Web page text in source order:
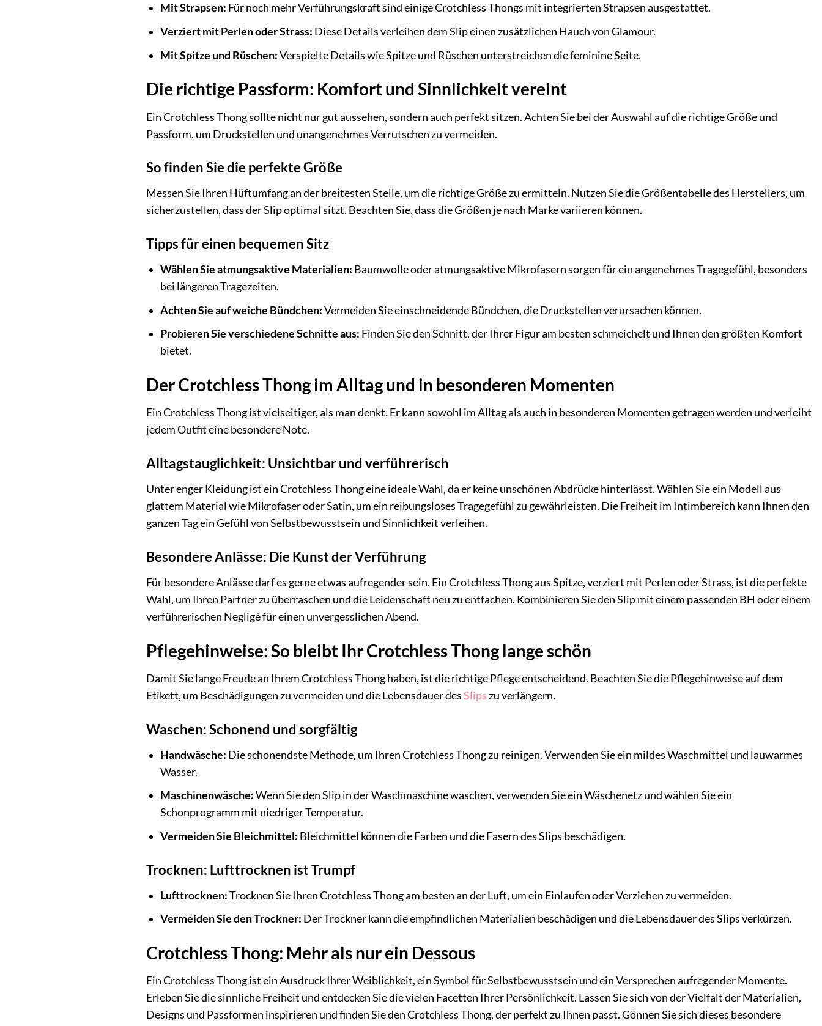
Mit Strapsen: Für noch mehr Verführungskraft sind einige Crotchless Thongs mit integrierten Strapsen ausgestattet.
Verziert mit Perlen oder Strass: Diese Details verleihen dem Slip einen zusätzlichen Hauch von Glamour.
Mit Spitze und Rüschen:Verspielte Details wie Spitze und Rüschen unterstreichen die feminine Seite.
Die richtige Passform: Komfort und Sinnlichkeit vereint
Ein Crotchless Thong sollte nicht nur gut aussehen, sondern auch perfekt sitzen. Achten Sie bei der Auswahl auf die richtige Größe und
Passform, um Druckstellen und unangenehmes Verrutschen zu vermeiden.
So finden Sie die perfekte Größe
Messen Sie Ihren Hüftumfang an der breitesten Stelle, um die richtige Größe zu ermitteln. Nutzen Sie die Größentabelle des Herstellers, um
sicherzustellen, dass der Slip optimal sitzt. Beachten Sie, dass die Größen je nach Marke variieren können.
Tipps für einen bequemen Sitz
Wählen Sie atmungsaktive Materialien: Baumwolle oder atmungsaktive Mikrofasern sorgen für ein angenehmes Tragegefühl, besonders
bei längeren Tragezeiten.
Achten Sie auf weiche Bündchen:Vermeiden Sie einschneidende Bündchen, die Druckstellen verursachen können.
Probieren Sie verschiedene Schnitte aus: Finden Sie den Schnitt, der Ihrer Figur am besten schmeichelt und Ihnen den größten Komfort
bietet.
Der Crotchless Thong im Alltag und in besonderen Momenten
Ein Crotchless Thong ist vielseitiger, als man denkt. Er kann sowohl im Alltag als auch in besonderen Momenten getragen werden und verleiht
jedem Outfit eine besondere Note.
Alltagstauglichkeit: Unsichtbar und verführerisch
Unter enger Kleidung ist ein Crotchless Thong eine ideale Wahl, da er keine unschönen Abdrücke hinterlässt. Wählen Sie ein Modell aus
glattem Material wie Mikrofaser oder Satin, um ein reibungsloses Tragegefühl zu gewährleisten. Die Freiheit im Intimbereich kann Ihnen den
ganzen Tag ein Gefühl von Selbstbewusstsein und Sinnlichkeit verleihen.
Besondere Anlässe: Die Kunst der Verführung
Für besondere Anlässe darf es gerne etwas aufregender sein. Ein Crotchless Thong aus Spitze, verziert mit Perlen oder Strass, ist die perfekte
Wahl, um Ihren Partner zu überraschen und die Leidenschaft neu zu entfachen. Kombinieren Sie den Slip mit einem passenden BH oder einem
verführerischen Negligé für einen unvergesslichen Abend.
Pflegehinweise: So bleibt Ihr Crotchless Thong lange schön
Damit Sie lange Freude an Ihrem Crotchless Thong haben, ist die richtige Pflege entscheidend. Beachten Sie die Pflegehinweise auf dem
Etikett, um Beschädigungen zu vermeiden und die Lebensdauer desSlipszu verlängern.
Waschen: Schonend und sorgfältig
Handwäsche: Die schonendste Methode, um Ihren Crotchless Thong zu reinigen. Verwenden Sie ein mildes Waschmittel und lauwarmes
Wasser.
Maschinenwäsche:Wenn Sie den Slip in der Waschmaschine waschen, verwenden Sie ein Wäschenetz und wählen Sie ein
Schonprogramm mit niedriger Temperatur.
Vermeiden Sie Bleichmittel: Bleichmittel können die Farben und die Fasern des Slips beschädigen.
Trocknen: Lufttrocknen ist Trumpf
Lufttrocknen:Trocknen Sie Ihren Crotchless Thong am besten an der Luft, um ein Einlaufen oder Verziehen zu vermeiden.
Vermeiden Sie den Trockner: Der Trockner kann die empfindlichen Materialien beschädigen und die Lebensdauer des Slips verkürzen.
Crotchless Thong: Mehr als nur ein Dessous
Ein Crotchless Thong ist ein Ausdruck Ihrer Weiblichkeit, ein Symbol für Selbstbewusstsein und ein Versprechen aufregender Momente.
Erleben Sie die sinnliche Freiheit und entdecken Sie die vielen Facetten Ihrer Persönlichkeit. Lassen Sie sich von der Vielfalt der Materialien,
Designs und Passformen inspirieren und finden Sie den Crotchless Thong, der perfekt zu Ihnen passt. Gönnen Sie sich dieses besondere